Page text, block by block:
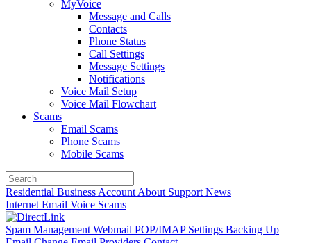
MyVoice
Message and Calls
Contacts
Phone Status
Call Settings
Message Settings
Notifications
Voice Mail Setup
Voice Mail Flowchart
Scams
Email Scams
Phone Scams
Mobile Scams
Residential Business Account About Support News
Internet Email Voice Scams
Spam Management Webmail POP/IMAP Settings Backing Up